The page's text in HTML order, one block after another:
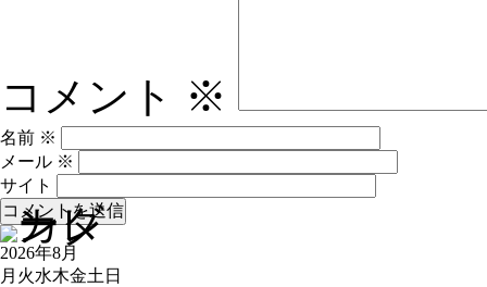
コメント ※
名前 ※
メール ※
サイト
2026年8月
月 火水木金土 日